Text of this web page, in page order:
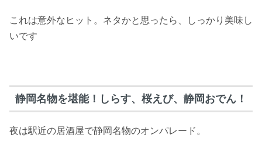
これは意外なヒット。ネタかと思ったら、しっかり美味し
いです
静岡名物を堪能！しらす、桜えび、静岡おでん！
夜は駅近の居酒屋で静岡名物のオンパレード。